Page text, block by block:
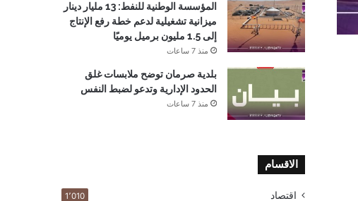
المؤسسة الوطنية للنفط: 13 مليار دينار
ميزانية تشغيلية لدعم خطة رفع الإنتاج
إلى 1.5 مليون برميل يوميًا
منذ 7 ساعات
بلدية صرمان توضح ملابسات غلق
الحدود الإدارية وتدعو لضبط النفس
منذ 7 ساعات
الاقسام
اقتصاد 1٬010